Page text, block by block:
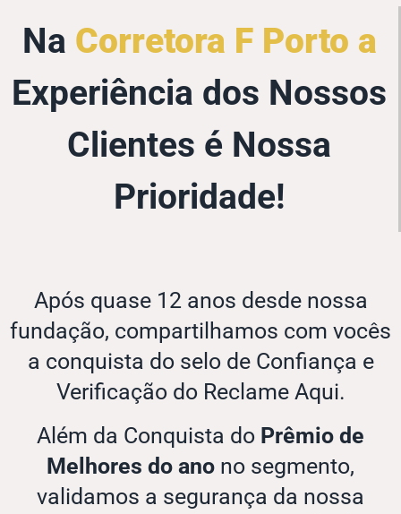
Na Corretora F Porto a
Experiência dos Nossos
Clientes é Nossa
Prioridade!
Após quase 12 anos desde nossa
fundação, compartilhamos com vocês
a conquista do selo de Confiança e
Verificação do Reclame Aqui.
Além da Conquista do Prêmio de
Melhores do ano no segmento,
validamos a segurança da nossa